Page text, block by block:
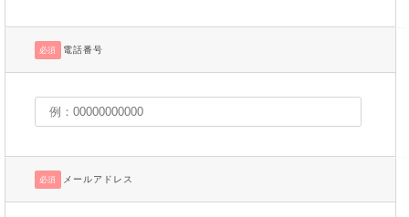
必須 電話番号
必須 メールアドレス